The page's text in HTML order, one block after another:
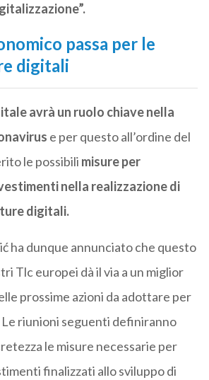
passa per le
digitali
avrà un ruolo chiave nella
e per questo all’ordine del
le possibili misure per
nella realizzazione di
digitali.
ha dunque annunciato che questo
Tlc europei dà il via a un miglior
prossime azioni da adottare per
riunioni seguenti definiranno
le misure necessarie per
finalizzati allo sviluppo di